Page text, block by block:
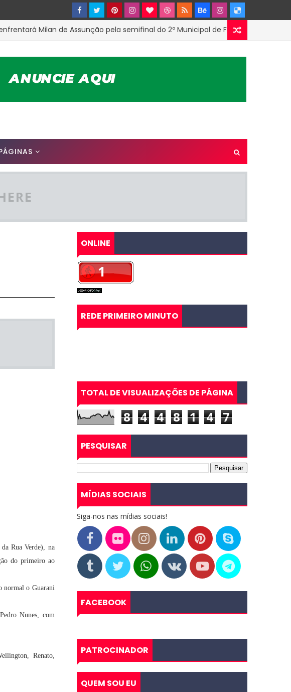
Milan de Assunção pela semifinal do 2º Municipal de Futsal em Tenório-PB
Rua Verde), na
do primeiro ao
normal o Guarani
Nunes, com
Renato,
ONLINE
REDE PRIMEIRO MINUTO
TOTAL DE VISUALIZAÇÕES DE PÁGINA
8 4 4 8 1 4 7
PESQUISAR
MÍDIAS SOCIAIS
Siga-nos nas mídias sociais!
FACEBOOK
PATROCINADOR
QUEM SOU EU